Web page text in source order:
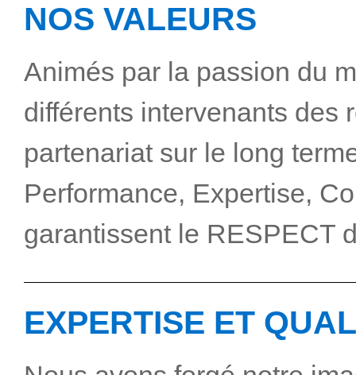
NOS VALEURS
Animés par la passion du
différents intervenants des
partenariat sur le long
Performance, Expertise,
garantissent le RESPECT
EXPERTISE ET